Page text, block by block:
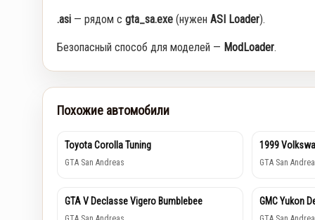
.asi — рядом с gta_sa.exe (нужен ASI Loader).
Безопасный способ для моделей — ModLoader.
Похожие автомобили
Toyota Corolla Tuning
GTA San Andreas
1999
GTA San
GTA V Declasse Vigero Bumblebee GMC Yukon